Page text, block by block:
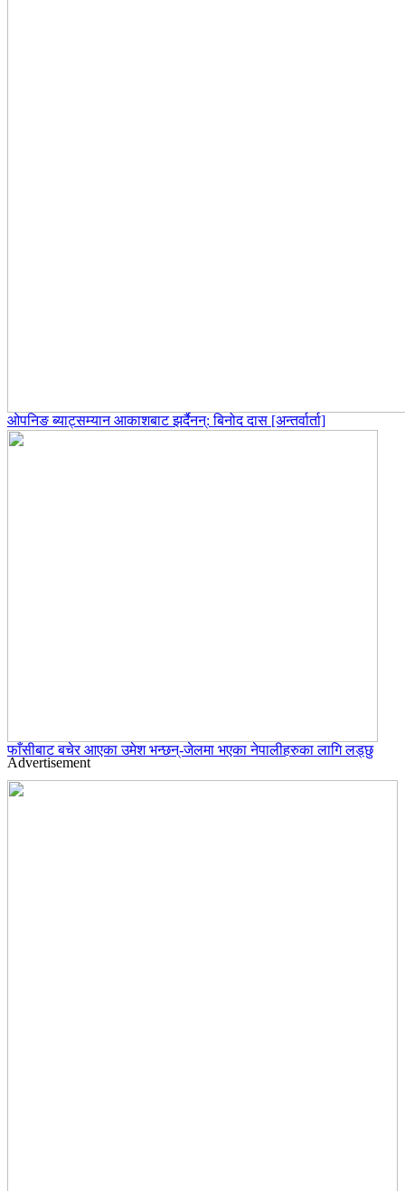
ओपनिङ ब्याट्सम्यान आकाशबाट झर्दैनन्: बिनोद दास [अन्तर्वार्ता]
फाँसीबाट बचेर आएका उमेश भन्छन्-जेलमा भएका नेपालीहरुका लागि लड्छु
Advertisement